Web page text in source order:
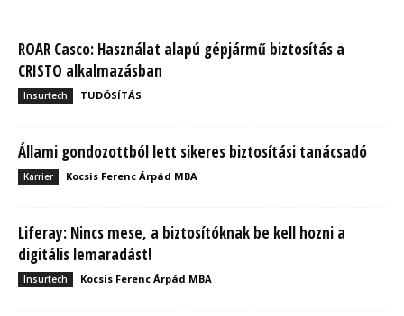
ROAR Casco: Használat alapú gépjármű biztosítás a
CRISTO alkalmazásban
Insurtech TUDÓSÍTÁS
Állami gondozottból lett sikeres biztosítási tanácsadó
Karrier Kocsis Ferenc Árpád MBA
Liferay: Nincs mese, a biztosítóknak be kell hozni a
digitális lemaradást!
Insurtech Kocsis Ferenc Árpád MBA